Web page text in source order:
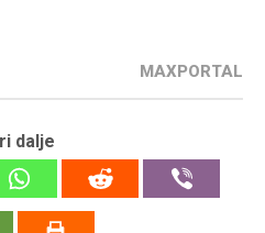
MAXPORTAL
dalje